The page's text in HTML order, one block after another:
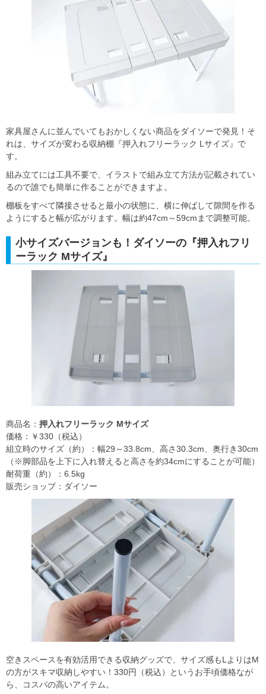
家具屋さんに並んでいてもおかしくない商品をダイソーで発見！そ
れは、サイズが変わる収納棚『押入れフリーラック Lサイズ』で
す。
組み立てには工具不要で、イラストで組み立て方法が記載されてい
るので誰でも簡単に作ることができますよ。
棚板をすべて隣接させると最小の状態に、横に伸ばして隙間を作る
ようにすると幅が広がります。幅は約47cm～59cmまで調整可能。
小サイズバージョンも！ダイソーの『押入れフリ
ーラック Mサイズ』
商品名： 押入れフリーラック Mサイズ
価格：￥330（税込）
組立時のサイズ（約）：幅29～33.8cm、高さ30.3cm、奥行き30cm
（※脚部品を上下に入れ替えると高さを約34cmにすることが可能）
耐荷重（約）：6.5kg
販売ショップ：ダイソー
空きスペースを有効活用できる収納グッズで、サイズ感もLよりはM
の方がスキマ収納しやすい！330円（税込）というお手頃価格なが
ら、コスパの高いアイテム。